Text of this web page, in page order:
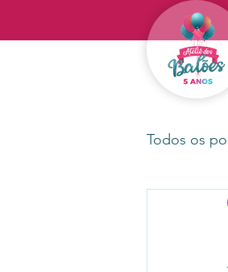
Todos os